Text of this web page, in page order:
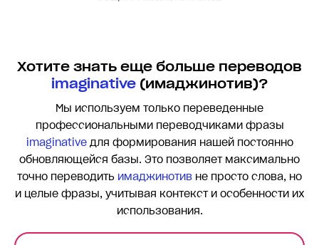
Хотите знать еще больше переводов
imaginative(имаджинотив)?
Мы используем только переведенные
профессиональными переводчиками фразы
imaginativeдля формирования нашей постоянно
обновляющейся базы. Это позволяет максимально
точно переводить имаджинотив не просто слова, но
и целые фразы, учитывая контекст и особенности их
использования.